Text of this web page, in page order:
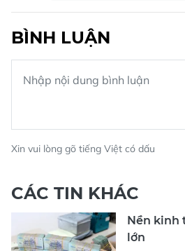
BÌNH LUẬN
Xin vui lòng gõ tiếng Việt có dấu
CÁC TIN KHÁC
Nền kinh
lớn